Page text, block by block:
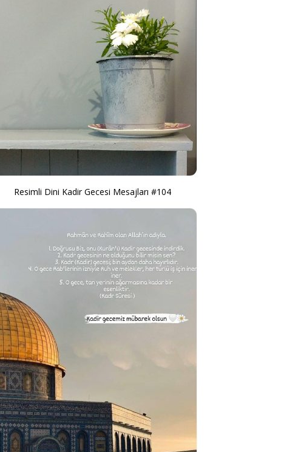
Resimli Dini Kadir Gecesi Mesajları #104